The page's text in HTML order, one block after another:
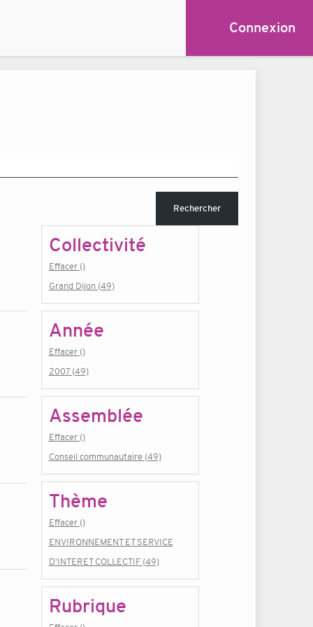
Connexion
Rechercher
Collectivité
Effacer ()
Grand Dijon (49)
Année
Effacer ()
2007 (49)
Assemblée
Effacer ()
Conseil communautaire (49)
Thème
Effacer ()
ENVIRONNEMENT ET SERVICE
D'INTERET COLLECTIF (49)
Rubrique